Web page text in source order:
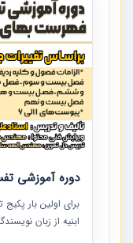
دوره آموزشی
برای اولین بار
ابنیه از زبان
ردیف ها و مطالب